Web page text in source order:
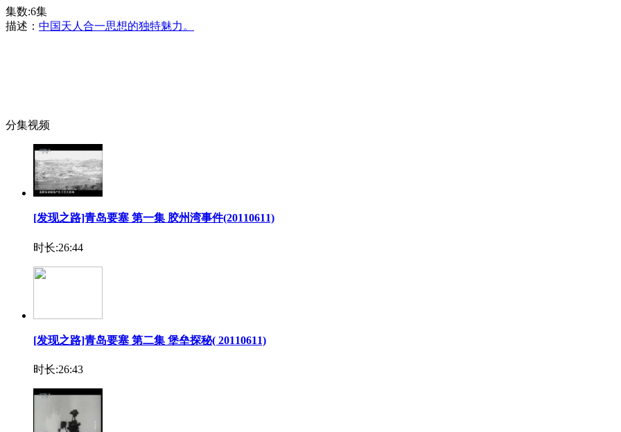
集数:6集
描述： 中国天人合一思想的独特魅力。
分集视频
[发现之路]青岛要塞 第一集 胶州湾事件(20110611)
时长:26:44
[发现之路]青岛要塞 第二集 堡垒探秘( 20110611)
时长:26:43